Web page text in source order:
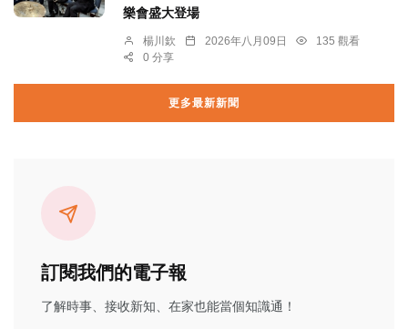
樂會盛大登場
楊川欽 2026年八月09日
135 觀看
0 分享
更多最新新聞
訂閱我們的電子報
了解時事、接收新知、在家也能當個知識通！